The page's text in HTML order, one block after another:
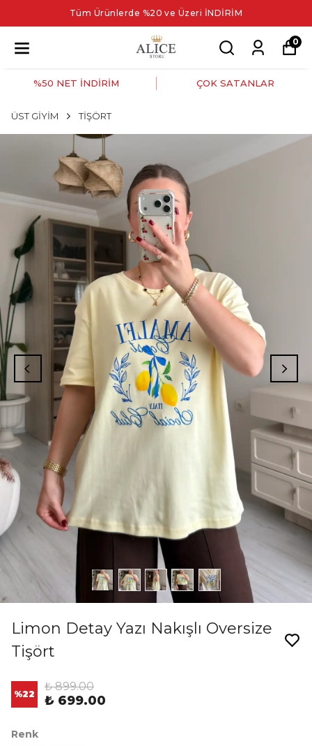
Tüm Ürünlerde %20 ve Üzeri İNDİRİM
0
%50 NET İNDİRİM ÇOK SATANLAR
ÜST GİYİM TİŞÖRT
Limon Detay Yazı Nakışlı Oversize
Tişört
%22
₺ 899.00
₺ 699.00
Renk